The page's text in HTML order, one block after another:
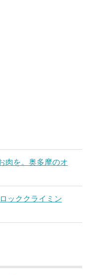
肉を。奥多摩のオ
ッククライミン